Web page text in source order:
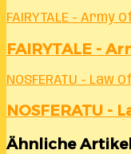
FAIRYTALE - Army
FAIRYTALE -
NOSFERATU - Law
NOSFERATU -
Ähnliche Artikel